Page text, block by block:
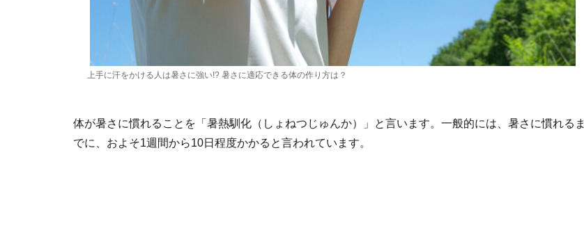
上手に汗をかける人は暑さに強い!? 暑さに適応できる体の作り方は？
体が暑さに慣れることを「暑熱馴化（しょねつじゅんか）」と言います。一般的には、暑さに慣れるま
でに、およそ1週間から10日程度かかると言われています。